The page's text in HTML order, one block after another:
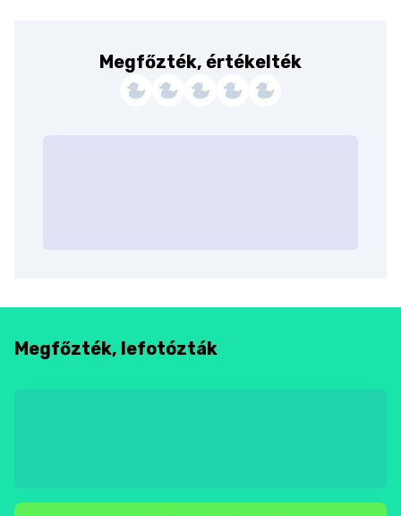
Megfőzték, értékelték
Megfőzték, lefotózták